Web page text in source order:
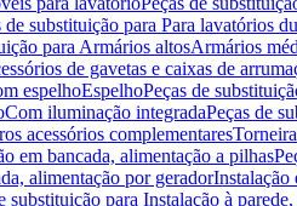
de substituição para Para lavatórios
para Armários altosArmários
de gavetas e caixas de
espelhoEspelhoPeças de
Com iluminação integradaPeças de
acessórios complementares
em bancada, alimentação a pilhas
alimentação por geradorInstalação
substituição para Instalação à